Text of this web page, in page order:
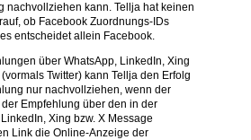
nachvollziehen kann. Tellja hat keinen
ob Facebook Zuordnungs-IDs
entscheidet allein Facebook.
über WhatsApp, LinkedIn, Xing
Twitter) kann Tellja den Erfolg
nur nachvollziehen, wenn der
der Empfehlung über den in der
Xing bzw. X Message
Link die Online-Anzeige der